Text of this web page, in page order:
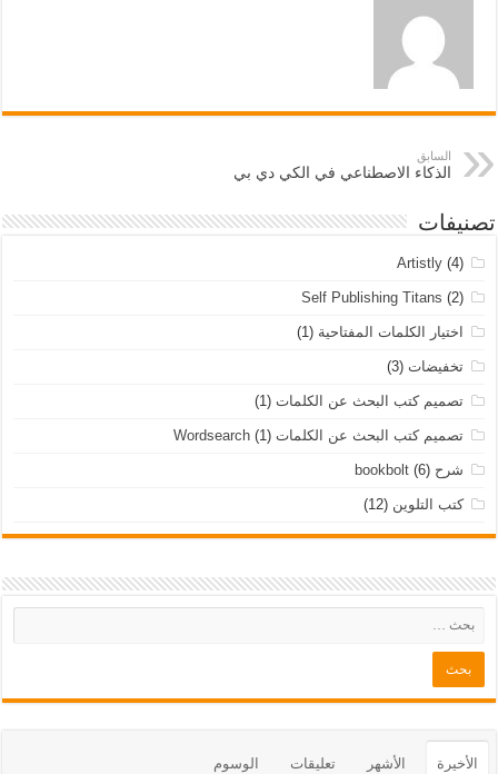
السابق
الذكاء الاصطناعي في الكي دي بي
تصنيفات
Artistly(4)
Self Publishing Titans (2)
اختيار الكلمات المفتاحية (1)
تخفيضات (3)
تصميم كتب البحث عن الكلمات (1)
تصميم كتب البحث عن الكلمات Wordsearch(1)
شرح bookbolt(6)
كتب التلوين (12)
الأخيرة الأشهر تعليقات الوسوم